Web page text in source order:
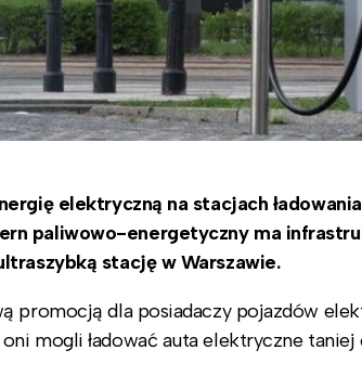
elektryczną na stacjach
paliwowo-energetyczny ma
stację w Warszawie.
promocją dla posiadaczy pojazdów
mogli ładować auta elektryczne taniej